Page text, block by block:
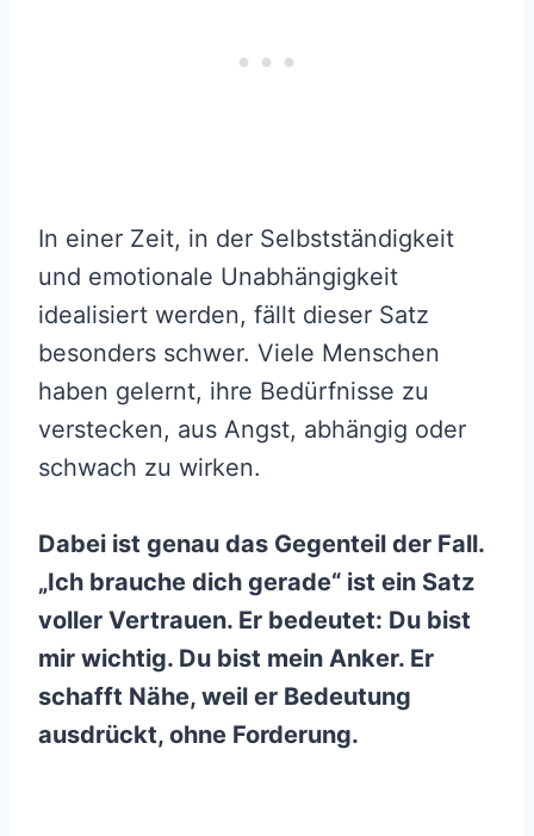
In einer Zeit, in der Selbstständigkeit
und emotionale Unabhängigkeit
idealisiert werden, fällt dieser Satz
besonders schwer. Viele Menschen
haben gelernt, ihre Bedürfnisse zu
verstecken, aus Angst, abhängig oder
schwach zu wirken.
Dabei ist genau das Gegenteil der Fall.
„Ich brauche dich gerade“ ist ein Satz
voller Vertrauen. Er bedeutet: Du bist
mir wichtig. Du bist mein Anker. Er
schafft Nähe, weil er Bedeutung
ausdrückt, ohne Forderung.